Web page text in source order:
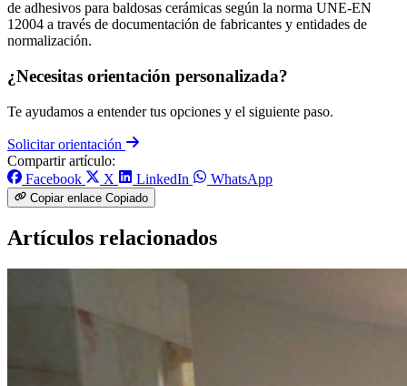
de adhesivos para baldosas cerámicas según la norma UNE-EN
12004 a través de documentación de fabricantes y entidades de
normalización.
¿Necesitas orientación personalizada?
Te ayudamos a entender tus opciones y el siguiente paso.
Solicitar orientación
Compartir artículo:
Facebook
X LinkedIn WhatsApp
Copiar enlace Copiado
Artículos relacionados